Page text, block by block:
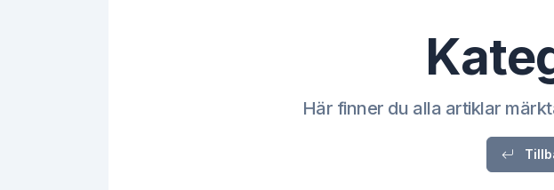
Här finner du alla artiklar